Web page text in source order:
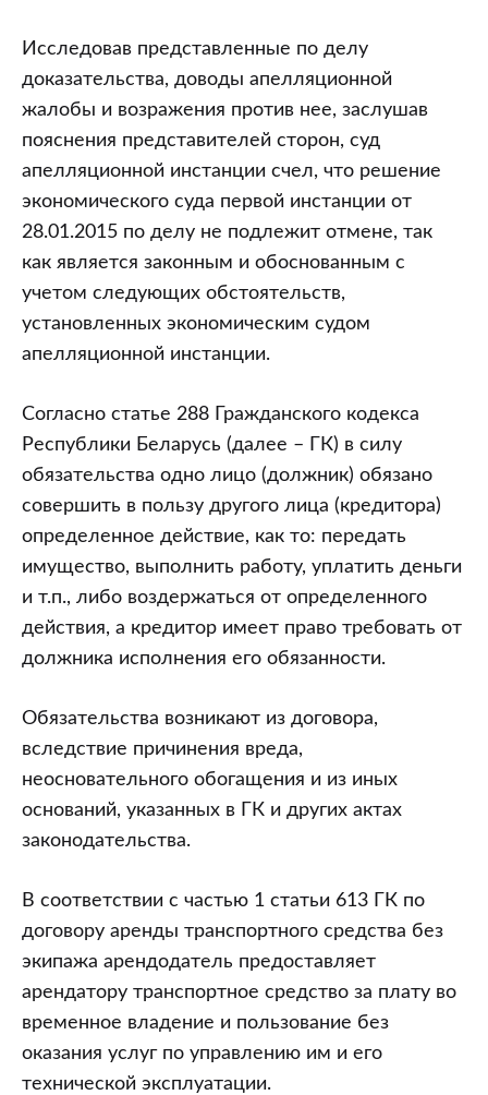
Исследовав представленные по делу
доказательства, доводы апелляционной
жалобы и возражения против нее, заслушав
пояснения представителей сторон, суд
апелляционной инстанции счел, что решение
экономического суда первой инстанции от
28.01.2015 по делу не подлежит отмене, так
как является законным и обоснованным с
учетом следующих обстоятельств,
установленных экономическим судом
апелляционной инстанции.
Согласно статье 288 Гражданского кодекса
Республики Беларусь (далее – ГК) в силу
обязательства одно лицо (должник) обязано
совершить в пользу другого лица (кредитора)
определенное действие, как то: передать
имущество, выполнить работу, уплатить деньги
и т.п., либо воздержаться от определенного
действия, а кредитор имеет право требовать от
должника исполнения его обязанности.
Обязательства возникают из договора,
вследствие причинения вреда,
неосновательного обогащения и из иных
оснований, указанных в ГК и других актах
законодательства.
В соответствии с частью 1 статьи 613 ГК по
договору аренды транспортного средства без
экипажа арендодатель предоставляет
арендатору транспортное средство за плату во
временное владение и пользование без
оказания услуг по управлению им и его
технической эксплуатации.